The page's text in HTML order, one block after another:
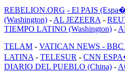
REBELION.ORG - El PAIS
(Washington) - AL JEZEERA -
TIEMPO LATINO (Washington) -
TELAM - VATICAN NEWS -
LATINA - TELESUR - CNN
DIARIO DEL PUEBLO (China) -